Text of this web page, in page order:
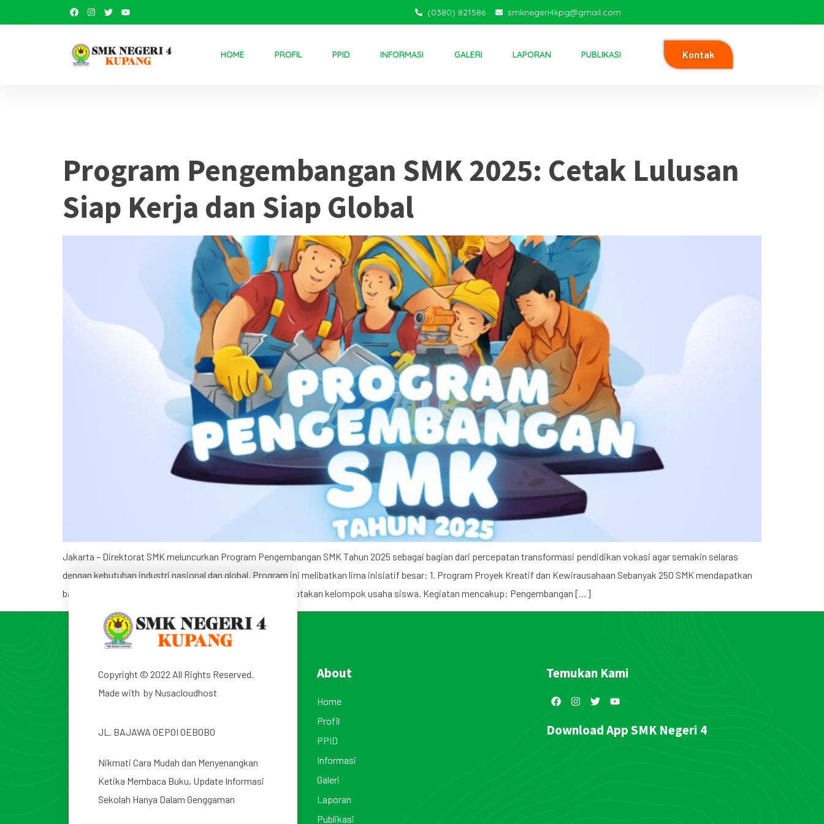
(0380) 821586 smknegeri4kpg@gmail.com
HOME PROFIL PPID INFORMASI GALERI LAPORAN PUBLIKASI Kontak
Program Pengembangan SMK 2025: Cetak Lulusan
Siap Kerja dan Siap Global
Jakarta – Direktorat SMK meluncurkan Program Pengembangan SMK Tahun 2025 sebagai bagian dari percepatan transformasi pendidikan vokasi agar semakin selaras
dengan kebutuhan industri nasional dan global. Program ini melibatkan lima inisiatif besar: 1. Program Proyek Kreatif dan Kewirausahaan Sebanyak 250 SMK mendapatkan
bantuan untuk memfasilitasi siswa berinovasi dan menciptakan kelompok usaha siswa. Kegiatan mencakup: Pengembangan […]
Copyright © 2022 All Rights Reserved.
Made with by Nusacloudhost
JL. BAJAWA OEPOI OEBOBO
Nikmati Cara Mudah dan Menyenangkan
Ketika Membaca Buku, Update Informasi
Sekolah Hanya Dalam Genggaman
About
Home
Profil
PPID
Informasi
Galeri
Laporan
Publikasi
Temukan Kami
Download App SMK Negeri 4